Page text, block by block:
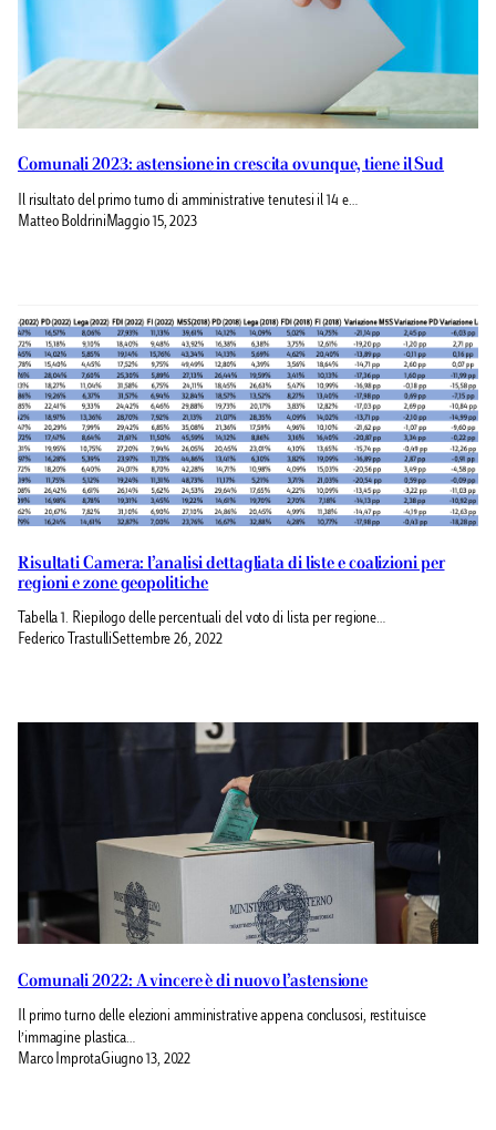
Comunali 2023: astensione in crescita ovunque, tiene il Sud
Il risultato del primo turno di amministrative tenutesi il 14 e…
Matteo Boldrini Maggio 15, 2023
Risultati Camera: l’analisi dettagliata di liste e coalizioni per
regioni e zone geopolitiche
Tabella 1. Riepilogo delle percentuali del voto di lista per regione…
Federico TrastulliSettembre 26, 2022
Comunali 2022: A vincere è di nuovo l’astensione
Il primo turno delle elezioni amministrative appena conclusosi, restituisce
l’immagine plastica…
Marco ImprotaGiugno 13, 2022